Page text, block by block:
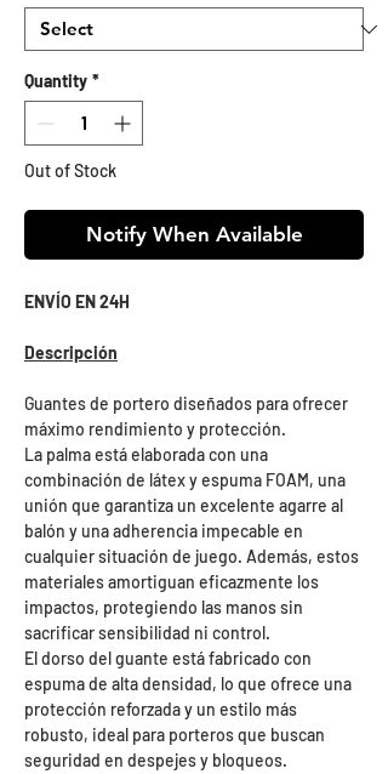
Quantity *
Out of Stock
Notify When Available
ENVÍO EN 24H
Descripción
Guantes de portero diseñados para ofrecer
máximo rendimiento y protección.
La palma está elaborada con una
combinación de látex y espuma FOAM, una
unión que garantiza un excelente agarre al
balón y una adherencia impecable en
cualquier situación de juego. Además, estos
materiales amortiguan eficazmente los
impactos, protegiendo las manos sin
sacrificar sensibilidad ni control.
El dorso del guante está fabricado con
espuma de alta densidad, lo que ofrece una
protección reforzada y un estilo más
robusto, ideal para porteros que buscan
seguridad en despejes y bloqueos.